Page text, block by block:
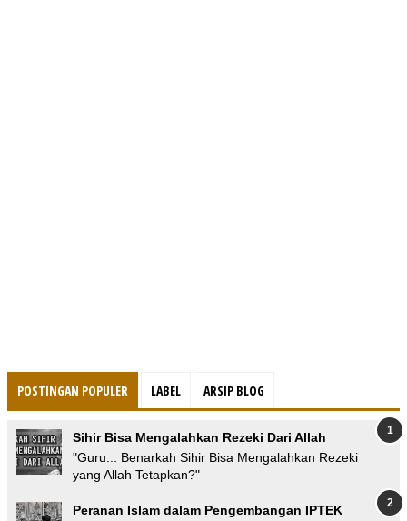
POSTINGAN POPULER LABEL ARSIP BLOG
Sihir Bisa Mengalahkan Rezeki Dari Allah
"Guru... Benarkah Sihir Bisa Mengalahkan Rezeki
yang Allah Tetapkan?"
Peranan Islam dalam Pengembangan IPTEK